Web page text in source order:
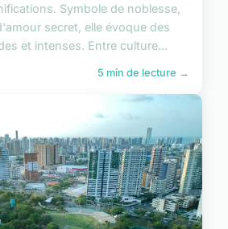
Symbole de noblesse,
secret, elle évoque des
et intenses. Entre culture...
5 min de lecture →